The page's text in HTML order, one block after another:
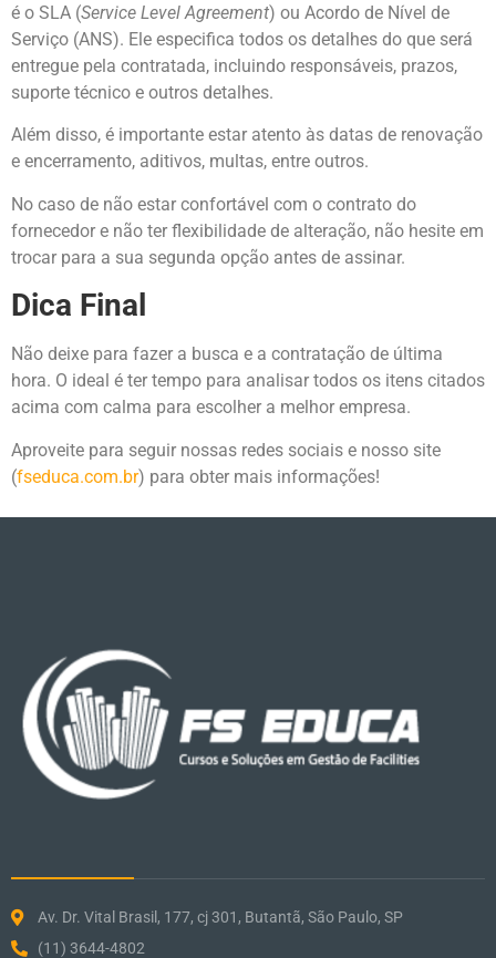
é o SLA (Service Level Agreement) ou Acordo de Nível de
Serviço (ANS). Ele especifica todos os detalhes do que será
entregue pela contratada, incluindo responsáveis, prazos,
suporte técnico e outros detalhes.
Além disso, é importante estar atento às datas de renovação
e encerramento, aditivos, multas, entre outros.
No caso de não estar confortável com o contrato do
fornecedor e não ter flexibilidade de alteração, não hesite em
trocar para a sua segunda opção antes de assinar.
Dica Final
Não deixe para fazer a busca e a contratação de última
hora. O ideal é ter tempo para analisar todos os itens citados
acima com calma para escolher a melhor empresa.
Aproveite para seguir nossas redes sociais e nosso site
(fseduca.com.br) para obter mais informações!
Av. Dr. Vital Brasil, 177, cj 301, Butantã, São Paulo, SP
(11) 3644-4802